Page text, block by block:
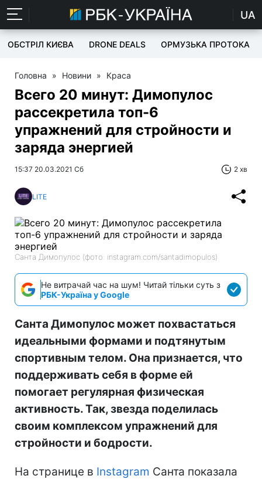
UA
ОБСТРІЛ КИЄВА DRONE DEALS ОРМУЗЬКА ПРОТОКА
Головна » Новини » Краса
Всего 20 минут: Димопулос
рассекретила топ-6
упражнений для стройности и
заряда энергией
15:37 20.03.2021 Сб 2 хв
LITE
Санта Димопулос (фото: instagram.com/santadimopulos)
Не витрачай час на шум! Читай тільки суть з
РБК-Україна у Google
Санта Димопулос может похвастаться
идеальными формами и подтянутым
спортивным телом. Она признается, что
поддерживать себя в форме ей
помогает регулярная физическая
активность. Так, звезда поделилась
своим комплексом упражнений для
стройности и бодрости.
На странице в Instagram Санта показала